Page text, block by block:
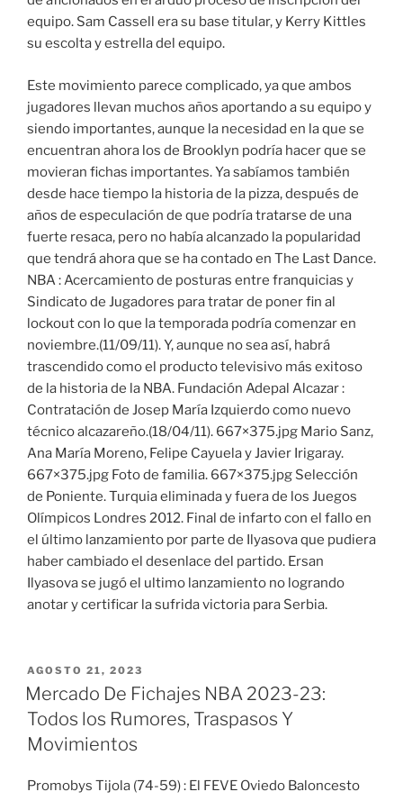
equipo. Sam Cassell era su base titular, y Kerry Kittles
su escolta y estrella del equipo.
Este movimiento parece complicado, ya que ambos
jugadores llevan muchos años aportando a su equipo y
siendo importantes, aunque la necesidad en la que se
encuentran ahora los de Brooklyn podría hacer que se
movieran fichas importantes. Ya sabíamos también
desde hace tiempo la historia de la pizza, después de
años de especulación de que podría tratarse de una
fuerte resaca, pero no había alcanzado la popularidad
que tendrá ahora que se ha contado en The Last Dance.
NBA : Acercamiento de posturas entre franquicias y
Sindicato de Jugadores para tratar de poner fin al
lockout con lo que la temporada podría comenzar en
noviembre.(11/09/11). Y, aunque no sea así, habrá
trascendido como el producto televisivo más exitoso
de la historia de la NBA. Fundación Adepal Alcazar :
Contratación de Josep María Izquierdo como nuevo
técnico alcazareño.(18/04/11). 667×375.jpg Mario Sanz,
Ana María Moreno, Felipe Cayuela y Javier Irigaray.
667×375.jpg Foto de familia. 667×375.jpg Selección
de Poniente. Turquia eliminada y fuera de los Juegos
Olímpicos Londres 2012. Final de infarto con el fallo en
el último lanzamiento por parte de Ilyasova que pudiera
haber cambiado el desenlace del partido. Ersan
Ilyasova se jugó el ultimo lanzamiento no logrando
anotar y certificar la sufrida victoria para Serbia.
PUBLICADO
EL
AGOSTO 21, 2023
Mercado De Fichajes NBA 2023-23:
Todos los Rumores, Traspasos Y
Movimientos
Promobys Tijola (74-59) : El FEVE Oviedo Baloncesto